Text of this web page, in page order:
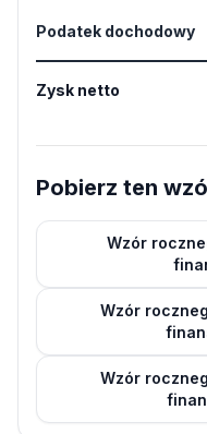
Podatek dochodowy
Zysk netto
Pobierz ten
Wzór
Wzór
Wzór